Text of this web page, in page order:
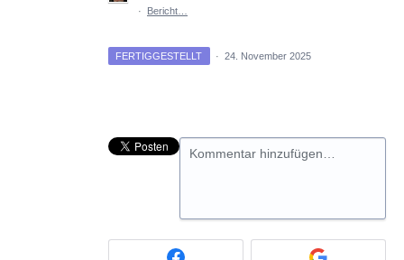
·
Bericht…
FERTIGGESTELLT · 24. November 2025
Kommentar hinzufügen…